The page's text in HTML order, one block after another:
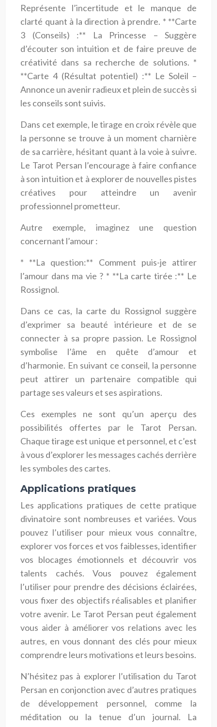
Représente l’incertitude et le manque de
clarté quant à la direction à prendre. * **Carte
3 (Conseils) :** La Princesse – Suggère
d’écouter son intuition et de faire preuve de
créativité dans sa recherche de solutions. *
**Carte 4 (Résultat potentiel) :** Le Soleil –
Annonce un avenir radieux et plein de succès si
les conseils sont suivis.
Dans cet exemple, le tirage en croix révèle que
la personne se trouve à un moment charnière
de sa carrière, hésitant quant à la voie à suivre.
Le Tarot Persan l’encourage à faire confiance
à son intuition et à explorer de nouvelles pistes
créatives pour atteindre un avenir
professionnel prometteur.
Autre exemple, imaginez une question
concernant l’amour :
* **La question:** Comment puis-je attirer
l’amour dans ma vie ? * **La carte tirée :** Le
Rossignol.
Dans ce cas, la carte du Rossignol suggère
d’exprimer sa beauté intérieure et de se
connecter à sa propre passion. Le Rossignol
symbolise l’âme en quête d’amour et
d’harmonie. En suivant ce conseil, la personne
peut attirer un partenaire compatible qui
partage ses valeurs et ses aspirations.
Ces exemples ne sont qu’un aperçu des
possibilités offertes par le Tarot Persan.
Chaque tirage est unique et personnel, et c’est
à vous d’explorer les messages cachés derrière
les symboles des cartes.
Applications pratiques
Les applications pratiques de cette pratique
divinatoire sont nombreuses et variées. Vous
pouvez l’utiliser pour mieux vous connaître,
explorer vos forces et vos faiblesses, identifier
vos blocages émotionnels et découvrir vos
talents cachés. Vous pouvez également
l’utiliser pour prendre des décisions éclairées,
vous fixer des objectifs réalisables et planifier
votre avenir. Le Tarot Persan peut également
vous aider à améliorer vos relations avec les
autres, en vous donnant des clés pour mieux
comprendre leurs motivations et leurs besoins.
N’hésitez pas à explorer l’utilisation du Tarot
Persan en conjonction avec d’autres pratiques
de développement personnel, comme la
méditation ou la tenue d’un journal. La